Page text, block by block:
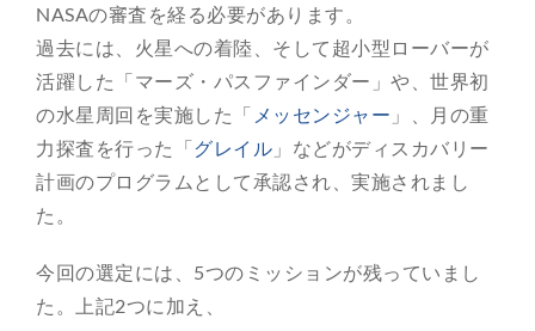
NASAの審査を経る必要があります。
過去には、火星への着陸、そして超小型ローバーが
活躍した「マーズ・パスファインダー」や、世界初
の水星周回を実施した「 メッセンジャー 」、月の重
力探査を行った「グレイル 」などがディスカバリー
計画のプログラムとして承認され、実施されまし
た。
今回の選定には、5つのミッションが残っていまし
た。上記2つに加え、